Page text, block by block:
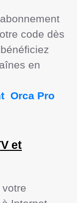
code dès
en
Orca Pro
et